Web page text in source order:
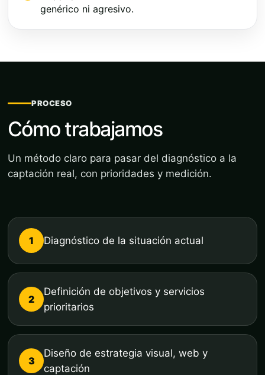
genérico ni agresivo.
PROCESO
Cómo trabajamos
Un método claro para pasar del diagnóstico a la
captación real, con prioridades y medición.
1 Diagnóstico de la situación actual
2
Definición de objetivos y servicios
prioritarios
3
Diseño de estrategia visual, web y
captación